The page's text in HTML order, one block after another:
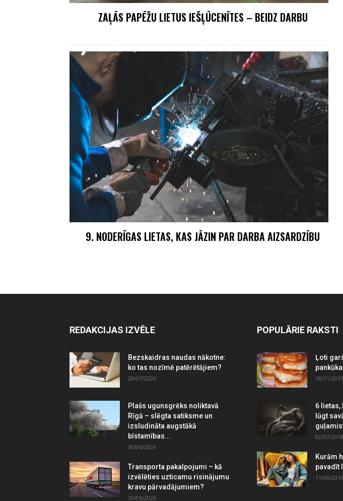
ZAĻĀS PAPĒŽU LIETUS IEŠĻŪCENĪTES – BEIDZ DARBU
9. NODERĪGAS LIETAS, KAS JĀZIN PAR DARBA AIZSARDZĪBU
REDAKCIJAS IZVĒLE
Bezskaidras naudas nākotne:
ko tas nozīmē patērētājiem?
28/07/2026
Plašs ugunsgrēks noliktavā
Rīgā – slēgta satiksme un
izsludināta augstākā
bīstamības...
30/06/2026
Transporta pakalpojumi – kā
izvēlēties uzticamu risinājumu
kravu pārvadājumiem?
30/06/2026
POPULĀRIE RAKSTI
Ļoti
18/11/2015
6 lietas,
lūgt
02/07/2018
Kurām
pavadīt
11/09/2019